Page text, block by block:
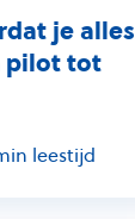
je alles
pilot tot
leestijd